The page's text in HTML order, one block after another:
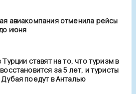
авиакомпания отменила рейсы
июня
ставят на то, что туризм в
за 5 лет, и туристы
поедут в Анталью